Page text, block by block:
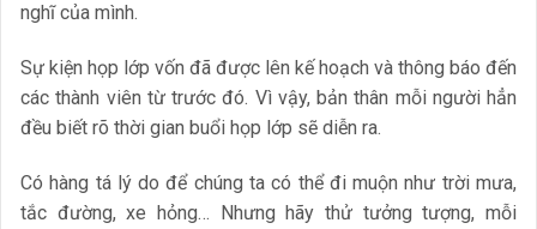
nghĩ của mình.
Sự kiện họp lớp vốn đã được lên kế hoạch và thông báo đến
các thành viên từ trước đó. Vì vậy, bản thân mỗi người hẳn
đều biết rõ thời gian buổi họp lớp sẽ diễn ra.
Có hàng tá lý do để chúng ta có thể đi muộn như trời mưa,
tắc đường, xe hỏng… Nhưng hãy thử tưởng tượng, mỗi